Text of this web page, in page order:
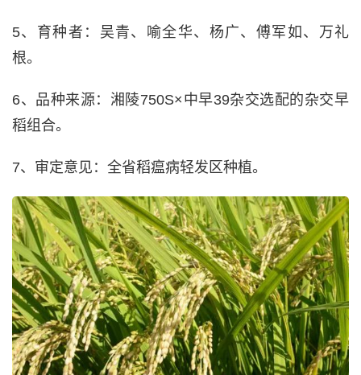
5、育种者：吴青、喻全华、杨广、傅军如、万礼
根。
6、品种来源：湘陵750S×中早39杂交选配的杂交早
稻组合。
7、审定意见：全省稻瘟病轻发区种植。